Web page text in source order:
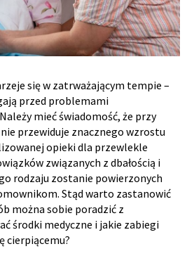
się w zatrważającym tempie –
przed problemami
mieć świadomość, że przy
przewiduje znacznego wzrostu
opieki dla przewlekle
związanych z dbałością i
rodzaju zostanie powierzonych
Stąd warto zastanowić
można sobie poradzić z
środki medyczne i jakie zabiegi
cierpiącemu?